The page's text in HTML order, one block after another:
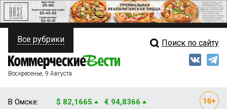
ПОЛИТИКА
ФИНАНСЫ
Свежий выпуск
Все рубрики Поиск по сайту
Воскресенье, 9 Августа
В Омске: $ 82,1665 € 94,8366